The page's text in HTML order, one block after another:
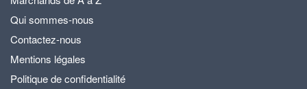
Qui sommes-nous
Contactez-nous
Mentions légales
Politique de confidentialité